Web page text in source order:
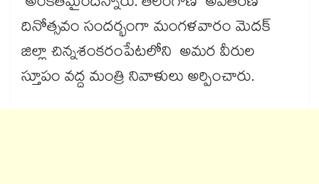
దినోత్సవం సందర్భంగా మంగళవారం మెదక్
జిల్లా చిన్నశంకరంపేటలోని అమర వీరుల
స్తూపం వద్ద మంత్రి నివాళులు అర్పించారు.